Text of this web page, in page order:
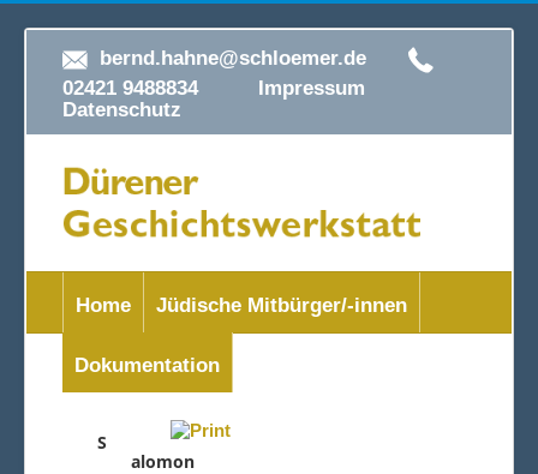
bernd.hahne@schloemer.de
02421 9488834 Impressum
Datenschutz
Home Jüdische Mitbürger/-innen
Dokumentation
S
alomon